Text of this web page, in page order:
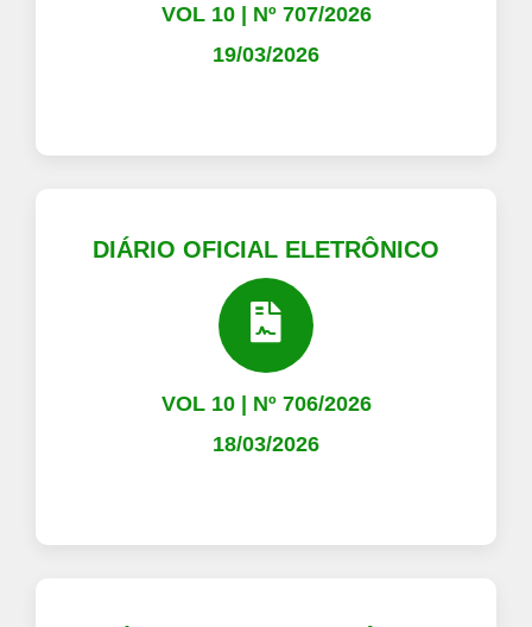
VOL 10 | Nº 707/2026
19/03/2026
DIÁRIO OFICIAL ELETRÔNICO
VOL 10 | Nº 706/2026
18/03/2026